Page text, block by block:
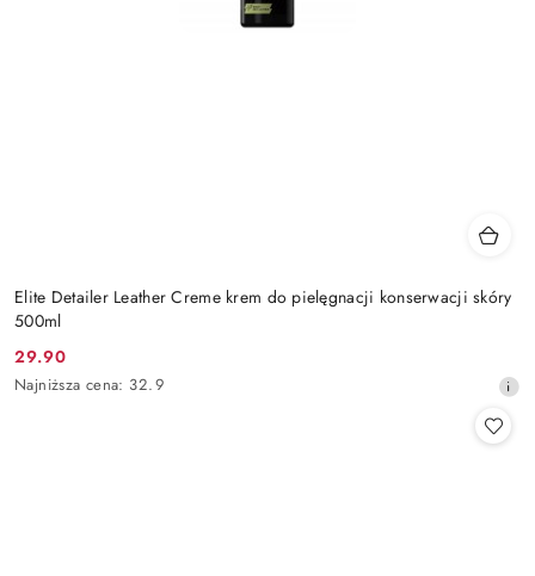
Elite Detailer Leather Creme krem do pielęgnacji konserwacji skóry
500ml
Cena
promocyjna:
29.90
Najniższa
Najniższa cena: 32.9